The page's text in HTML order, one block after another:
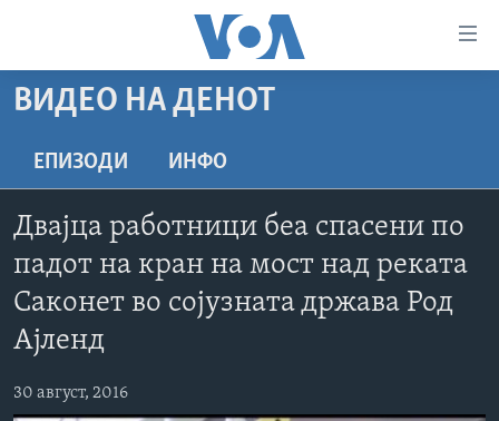
пристапност
содржина
Премини
до
страната
навигација
ДОМА
РУБРИКИ
МАКЕДОНИЈА
СВЕТ
ЗДРАВЈЕ
ДОКУМЕНТАРЦИ
АРХИВИРАНА ПРОГРАМА
NEWSFLASH - АРХИВА
ИЗБОРИ ВО САД 2020 - АРХИВА
ВИДЕО НА ДЕНОТ
ЕПИЗОДИ ИНФО
Двајца работници беа спасени по
падот на кран на мост над реката
Саконет во сојузната држава Род
Ајленд
30 август, 2016